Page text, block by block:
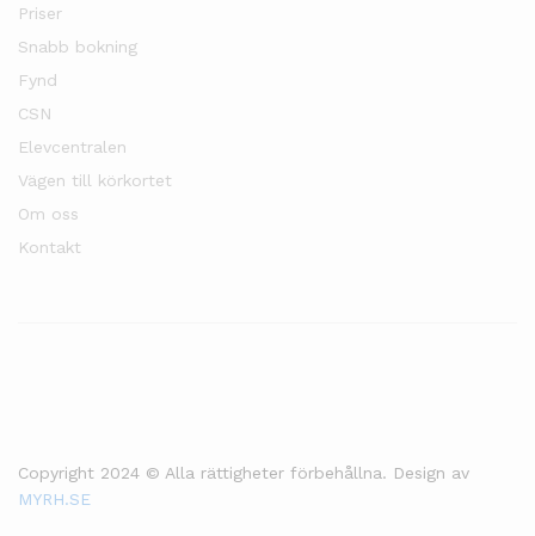
Priser
Snabb bokning
Fynd
CSN
Elevcentralen
Vägen till körkortet
Om oss
Kontakt
Copyright 2024 © Alla rättigheter förbehållna. Design av
MYRH.SE